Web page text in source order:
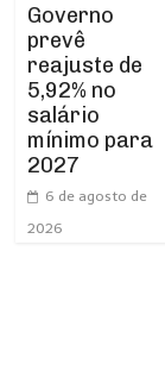
Governo
prevê
reajuste de
5,92% no
salário
mínimo para
2027
6 de agosto de
2026